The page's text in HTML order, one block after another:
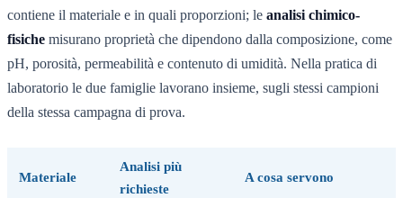
contiene il materiale e in quali proporzioni; le analisi chimico-
fisiche misurano proprietà che dipendono dalla composizione, come
pH, porosità, permeabilità e contenuto di umidità. Nella pratica di
laboratorio le due famiglie lavorano insieme, sugli stessi campioni
della stessa campagna di prova.
Materiale
Analisi più
richieste
A cosa servono